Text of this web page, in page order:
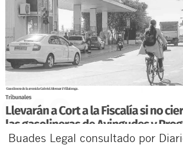
Buades Legal consultado por